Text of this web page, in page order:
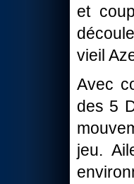
et
vieil
Avec
des 5
jeu.